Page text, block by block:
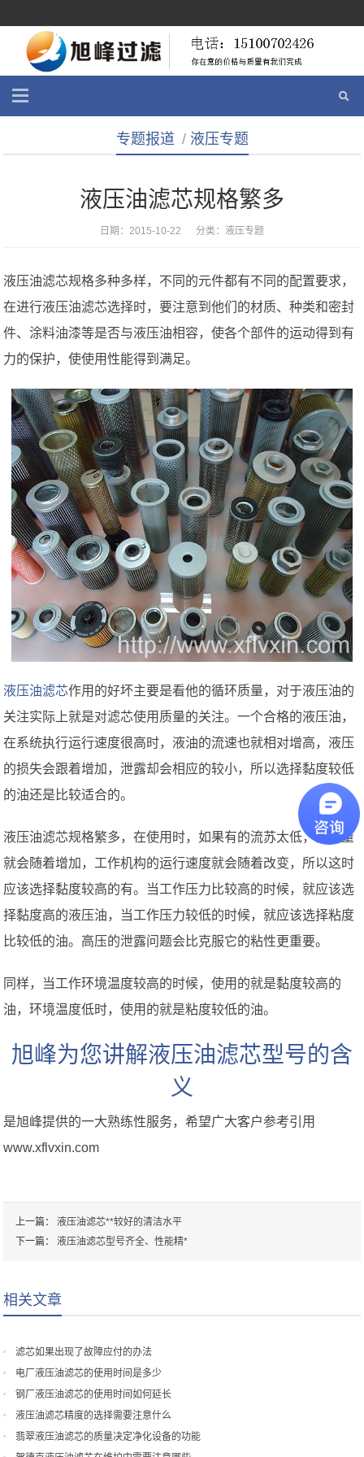
专题报道 / 液压专题
液压油滤芯规格繁多
日期：2015-10-22 分类： 液压专题
液压油滤芯规格多种多样，不同的元件都有不同的配置要求，
在进行液压油滤芯选择时，要注意到他们的材质、种类和密封
件、涂料油漆等是否与液压油相容，使各个部件的运动得到有
力的保护，使使用性能得到满足。
液压油滤芯作用的好坏主要是看他的循环质量，对于液压油的
关注实际上就是对滤芯使用质量的关注。一个合格的液压油，
在系统执行运行速度很高时，液油的流速也就相对增高，液压
的损失会跟着增加，泄露却会相应的较小，所以选择黏度较低
的油还是比较适合的。
液压油滤芯规格繁多，在使用时，如果有的流苏太低，泄漏量
就会随着增加，工作机构的运行速度就会随着改变，所以这时
应该选择黏度较高的有。当工作压力比较高的时候，就应该选
择黏度高的液压油，当工作压力较低的时候，就应该选择粘度
比较低的油。高压的泄露问题会比克服它的粘性更重要。
同样，当工作环境温度较高的时候，使用的就是黏度较高的
油，环境温度低时，使用的就是粘度较低的油。
旭峰为您讲解液压油滤芯型号的含
义
是旭峰提供的一大熟练性服务，希望广大客户参考引用
www.xflvxin.com
上一篇：液压油滤芯**较好的清洁水平
下一篇：液压油滤芯型号齐全、性能精*
相关文章
滤芯如果出现了故障应付的办法
电厂液压油滤芯的使用时间是多少
钢厂液压油滤芯的使用时间如何延长
液压油滤芯精度的选择需要注意什么
翡翠液压油滤芯的质量决定净化设备的功能